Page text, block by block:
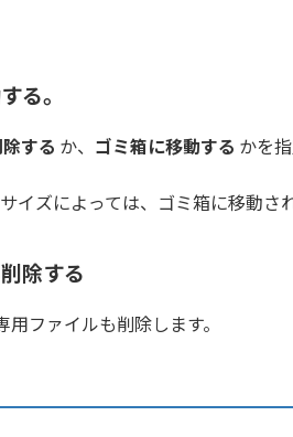
る。
する か、 ゴミ箱に移動する かを指
イズによっては、ゴミ箱に移動さ
除する
ファイルも削除します。